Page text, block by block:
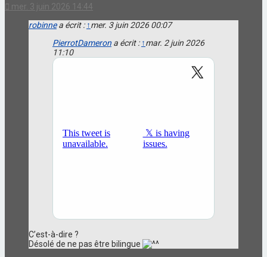
mer. 3 juin 2026 14:44
robinnea écrit : ↑mer. 3 juin 2026 00:07
PierrotDameron a écrit : ↑mar. 2 juin 2026
11:10
C’est-à-dire ?
Désolé de ne pas être bilingue